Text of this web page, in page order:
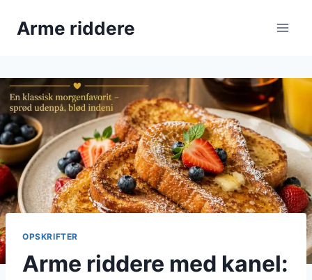
Arme riddere
OPSKRIFTER
Arme riddere med kanel: